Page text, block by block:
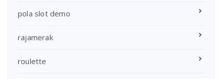
pola slot demo
rajamerak
roulette